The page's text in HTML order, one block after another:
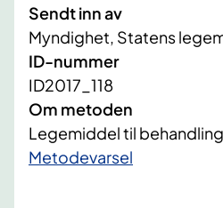
Sendt inn av
Myndighet, Statens
ID-nummer
ID2017_118
Om metoden
Legemiddel til
​Metodevarsel